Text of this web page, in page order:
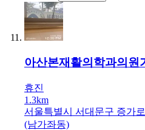
아산본재활의학과의원
휴진
1.3km
서울특별시 서대문구 증가
(남가좌동)